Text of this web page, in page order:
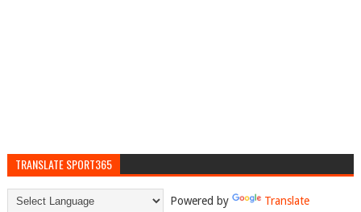
TRANSLATE SPORT365
Powered by Translate